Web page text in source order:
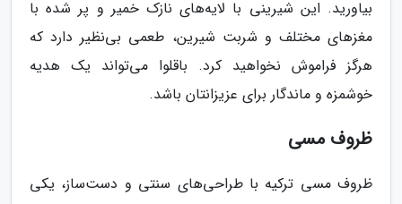
بیاورید. این شیرینی با لایه‌های نازک خمیر و پر شده با
مغزهای مختلف و شربت شیرین، طعمی بی‌نظیر دارد که
هرگز فراموش نخواهید کرد. باقلوا می‌تواند یک هدیه
خوشمزه و ماندگار برای عزیزانتان باشد.
ظروف مسی
ظروف مسی ترکیه با طراحی‌های سنتی و دست‌ساز، یکی